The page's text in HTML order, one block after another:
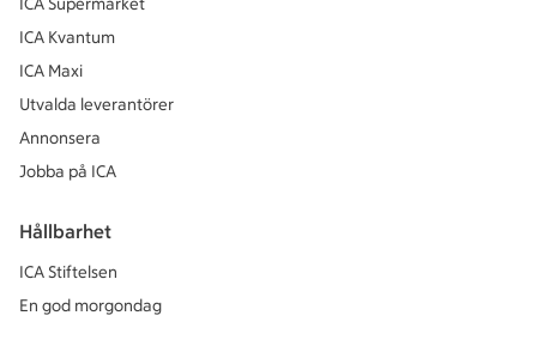
ICA Kvantum
ICA Maxi
Utvalda leverantörer
Annonsera
Jobba på ICA
Hållbarhet
ICA Stiftelsen
En god morgondag